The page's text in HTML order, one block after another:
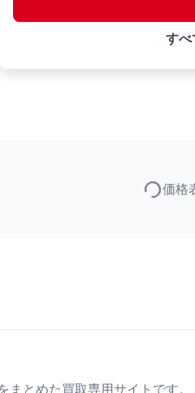
すべ
価格
とめた買取専用サイトです。